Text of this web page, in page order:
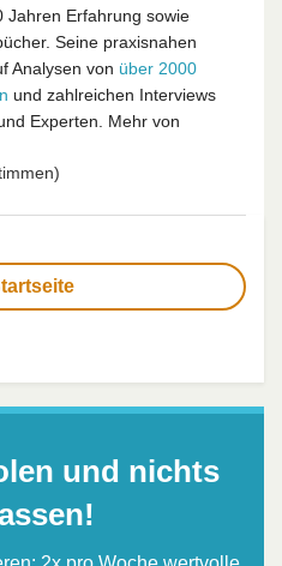
Jahren Erfahrung sowie
Seine praxisnahen
Analysen von über 2000
und zahlreichen Interviews
Experten. Mehr von
und nichts